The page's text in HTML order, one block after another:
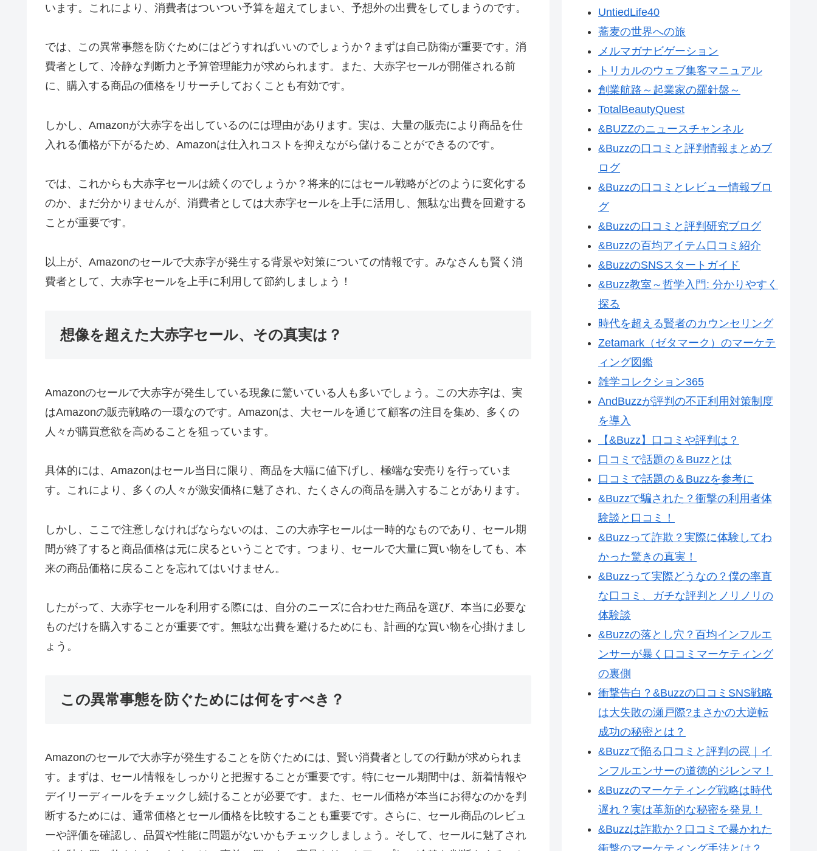
います。これにより、消費者はついつい予算を超えてしまい、予想外の出費をしてしまうのです。
では、この異常事態を防ぐためにはどうすればいいのでしょうか？まずは自己防衛が重要です。消
費者として、冷静な判断力と予算管理能力が求められます。また、大赤字セールが開催される前
に、購入する商品の価格をリサーチしておくことも有効です。
しかし、Amazonが大赤字を出しているのには理由があります。実は、大量の販売により商品を仕
入れる価格が下がるため、Amazonは仕入れコストを抑えながら儲けることができるのです。
では、これからも大赤字セールは続くのでしょうか？将来的にはセール戦略がどのように変化する
のか、まだ分かりませんが、消費者としては大赤字セールを上手に活用し、無駄な出費を回避する
ことが重要です。
以上が、Amazonのセールで大赤字が発生する背景や対策についての情報です。みなさんも賢く消
費者として、大赤字セールを上手に利用して節約しましょう！
想像を超えた大赤字セール、その真実は？
Amazonのセールで大赤字が発生している現象に驚いている人も多いでしょう。この大赤字は、実
はAmazonの販売戦略の一環なのです。Amazonは、大セールを通じて顧客の注目を集め、多くの
人々が購買意欲を高めることを狙っています。
具体的には、Amazonはセール当日に限り、商品を大幅に値下げし、極端な安売りを行っていま
す。これにより、多くの人々が激安価格に魅了され、たくさんの商品を購入することがあります。
しかし、ここで注意しなければならないのは、この大赤字セールは一時的なものであり、セール期
間が終了すると商品価格は元に戻るということです。つまり、セールで大量に買い物をしても、本
来の商品価格に戻ることを忘れてはいけません。
したがって、大赤字セールを利用する際には、自分のニーズに合わせた商品を選び、本当に必要な
ものだけを購入することが重要です。無駄な出費を避けるためにも、計画的な買い物を心掛けまし
ょう。
この異常事態を防ぐためには何をすべき？
Amazonのセールで大赤字が発生することを防ぐためには、賢い消費者としての行動が求められま
す。まずは、セール情報をしっかりと把握することが重要です。特にセール期間中は、新着情報や
デイリーディールをチェックし続けることが必要です。また、セール価格が本当にお得なのかを判
断するためには、通常価格とセール価格を比較することも重要です。さらに、セール商品のレビュ
ーや評価を確認し、品質や性能に問題がないかもチェックしましょう。そして、セールに魅了され
UntiedLife40
蕎麦の世界への旅
メルマガナビゲーション
トリカルのウェブ集客マニュアル
創業航路～起業家の羅針盤～
TotalBeautyQuest
&BUZZのニュースチャンネル
&Buzzの口コミと評判情報まとめブ
ログ
&Buzzの口コミとレビュー情報ブロ
グ
&Buzzの口コミと評判研究ブログ
&Buzzの百均アイテム口コミ紹介
&BuzzのSNSスタートガイド
&Buzz教室～哲学入門: 分かりやすく
探る
時代を超える賢者のカウンセリング
Zetamark（ゼタマーク）のマーケテ
ィング図鑑
雑学コレクション365
AndBuzzが評判の不正利用対策制度
を導入
【&Buzz】口コミや評判は？
口コミで話題の＆Buzzとは
口コミで話題の＆Buzzを参考に
&Buzzで騙された？衝撃の利用者体
験談と口コミ！
&Buzzって詐欺？実際に体験してわ
かった驚きの真実！
&Buzzって実際どうなの？僕の率直
な口コミ、ガチな評判とノリノリの
体験談
&Buzzの落とし穴？百均インフルエ
ンサーが暴く口コミマーケティング
の裏側
衝撃告白？&Buzzの口コミSNS戦略
は大失敗の瀬戸際?まさかの大逆転
成功の秘密とは？
&Buzzで陥る口コミと評判の罠｜イ
ンフルエンサーの道徳的ジレンマ！
&Buzzのマーケティング戦略は時代
遅れ？実は革新的な秘密を発見！
&Buzzは詐欺か？口コミで暴かれた